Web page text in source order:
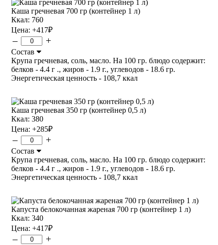
Каша гречневая 700 гр (контейнер 1 л)
Ккал: 760
Цена: +417₽
– +
Состав
Крупа гречневая, соль, масло. На 100 гр. блюдо содержит:
белков - 4.4 г ., жиров - 1.9 г., углеводов - 18.6 гр.
Энергетическая ценность - 108,7 ккал
Каша гречневая 350 гр (контейнер 0,5 л)
Ккал: 380
Цена: +285₽
– +
Состав
Крупа гречневая, соль, масло. На 100 гр. блюдо содержит:
белков - 4.4 г ., жиров - 1.9 г., углеводов - 18.6 гр.
Энергетическая ценность - 108,7 ккал
Капуста белокочанная жареная 700 гр (контейнер 1 л)
Ккал: 340
Цена: +417₽
– +